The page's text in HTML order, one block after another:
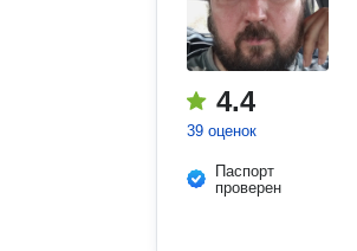
4.4
39 оценок
Паспорт
проверен